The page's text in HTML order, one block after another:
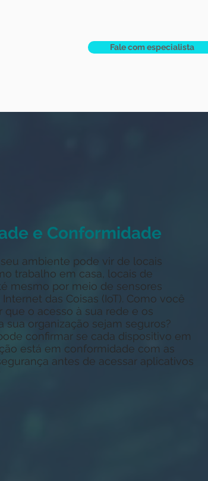
Fale com especialista
e Conformidade
ambiente pode vir de locais
trabalho em casa, locais de
mesmo por meio de sensores
das Coisas (IoT). Como você
que o acesso à sua rede e os
sua organização sejam seguros?
confirmar se cada dispositivo em
está em conformidade com as
antes de acessar aplicativos